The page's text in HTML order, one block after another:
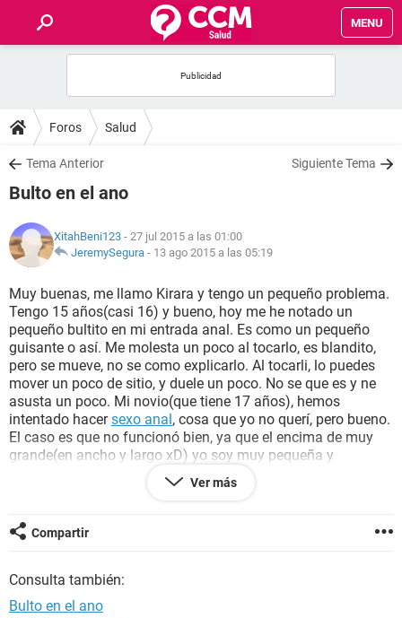
MENU
FOROS
SALUD
NUTRICIÓN
BIENESTAR
SEXUALIDAD
GLOSARIO
Foros Salud
Tema Anterior Siguiente Tema
Bulto en el ano
XitahBeni123 - 27 jul 2015 a las 01:00
JeremySegura - 13 ago 2015 a las 05:19
Muy buenas, me llamo Kirara y tengo un pequeño problema.
Tengo 15 años(casi 16) y bueno, hoy me he notado un
pequeño bultito en mi entrada anal. Es como un pequeño
guisante o así. Me molesta un poco al tocarlo, es blandito,
pero se mueve, no se como explicarlo. Al tocarli, lo puedes
mover un poco de sitio, y duele un poco. No se que es y ne
asusta un poco. Mi novio(que tiene 17 años), hemos
intentado hacersexo anal, cosa que yo no querí, pero bueno.
El caso es que no funcionó bien, ya que el encima de muy
grande(en ancho y largo xD) yo soy muy pequeña y
estrecha, ni si quiera cupo la punta. De eso hace una
semana y dos dias. No se que es, y me da verguenza
mensaje, que aún no ha contestado, ya que yo ahora estoy
de vacaciones con mi padre en otro país, y no se que hacer;(
Ver más
Compartir
Consulta también:
Bulto en el ano